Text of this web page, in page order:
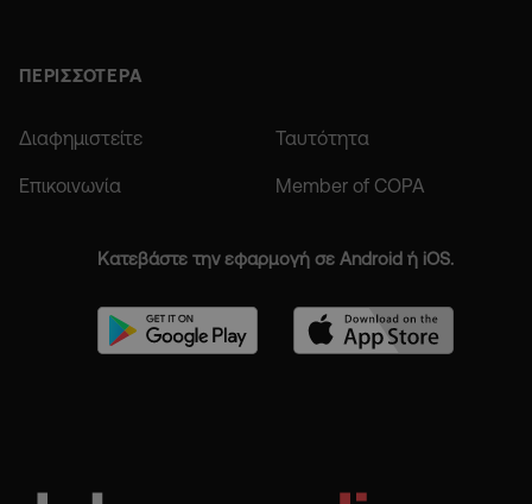
ΠΕΡΙΣΣΟΤΕΡΑ
Διαφημιστείτε Ταυτότητα
Επικοινωνία Member of COPA
Κατεβάστε την εφαρμογή σε Android ή iOS.